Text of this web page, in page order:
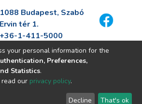
1088 Budapest, Szabó
Ervin tér 1.
+36-1-411-5000
fszek.hu
your personal information for the
Preferences,
Statistics.
our privacy policy.
Decline That's ok